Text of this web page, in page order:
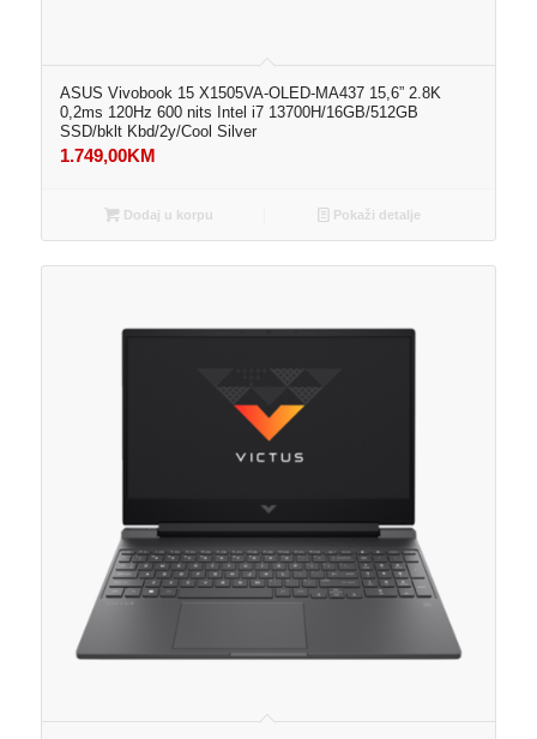
ASUS Vivobook 15 X1505VA-OLED-MA437 15,6” 2.8K
0,2ms 120Hz 600 nits Intel i7 13700H/16GB/512GB
SSD/bklt Kbd/2y/Cool Silver
1.749,00KM
Dodaj u korpu Pokaži detalje